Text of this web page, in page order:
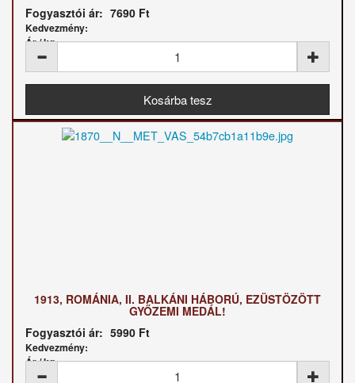
Fogyasztói ár: 7690 Ft
Kedvezmény:
Ár / kg:
1913, ROMÁNIA, II. BALKÁNI HÁBORÚ, EZÜSTÖZÖTT
GYŐZEMI MEDÁL!
Fogyasztói ár: 5990 Ft
Kedvezmény:
Ár / kg: